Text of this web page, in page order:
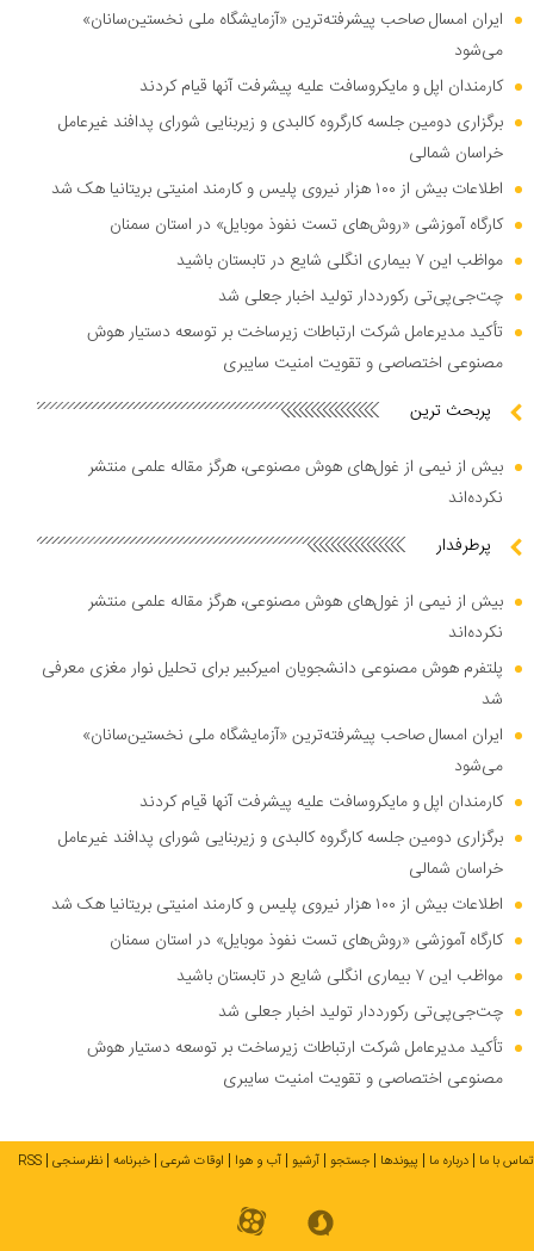
ایران امسال صاحب پیشرفته‌ترین «آزمایشگاه ملی نخستین‌سانان»
می‌شود
کارمندان اپل و مایکروسافت علیه پیشرفت آنها قیام کردند
برگزاری دومین جلسه کارگروه کالبدی و زیربنایی شورای پدافند غیرعامل
خراسان شمالی
اطلاعات بیش از ۱۰۰ هزار نیروی پلیس و کارمند امنیتی بریتانیا هک شد
کارگاه آموزشی «روش‌های تست نفوذ موبایل» در استان سمنان
مواظب این ۷ بیماری انگلی شایع در تابستان باشید
چت‌جی‌پی‌تی رکورددار تولید اخبار جعلی شد
تأکید مدیرعامل شرکت ارتباطات زیرساخت بر توسعه دستیار هوش
مصنوعی اختصاصی و تقویت امنیت سایبری
پربحث ترین
بیش از نیمی از غول‌های هوش مصنوعی، هرگز مقاله علمی منتشر
نکرده‌اند
پرطرفدار
بیش از نیمی از غول‌های هوش مصنوعی، هرگز مقاله علمی منتشر
نکرده‌اند
پلتفرم هوش مصنوعی دانشجویان امیرکبیر برای تحلیل نوار مغزی معرفی
شد
ایران امسال صاحب پیشرفته‌ترین «آزمایشگاه ملی نخستین‌سانان»
می‌شود
کارمندان اپل و مایکروسافت علیه پیشرفت آنها قیام کردند
برگزاری دومین جلسه کارگروه کالبدی و زیربنایی شورای پدافند غیرعامل
خراسان شمالی
اطلاعات بیش از ۱۰۰ هزار نیروی پلیس و کارمند امنیتی بریتانیا هک شد
کارگاه آموزشی «روش‌های تست نفوذ موبایل» در استان سمنان
مواظب این ۷ بیماری انگلی شایع در تابستان باشید
چت‌جی‌پی‌تی رکورددار تولید اخبار جعلی شد
تأکید مدیرعامل شرکت ارتباطات زیرساخت بر توسعه دستیار هوش
مصنوعی اختصاصی و تقویت امنیت سایبری
تماس با ما درباره ما پیوندها جستجو آرشیو آب و هوا اوقات شرعی خبرنامه نظرسنجی RSS